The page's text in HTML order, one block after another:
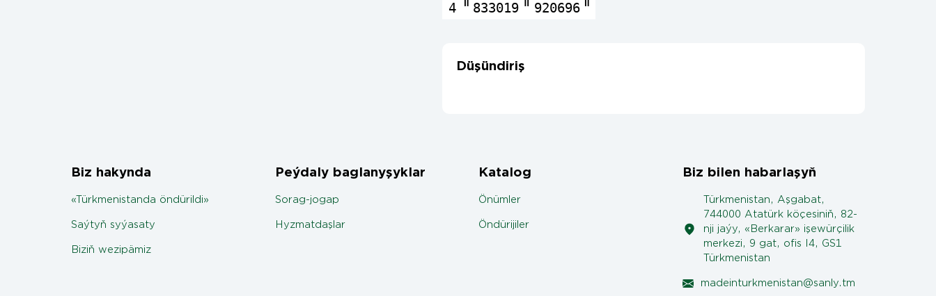
4 833019 920696
Düşündiriş
Biz hakynda
«Türkmenistanda öndürildi»
Saýtyň syýasaty
Biziň wezipämiz
Peýdaly baglanyşyklar
Sorag-jogap
Hyzmatdaşlar
Katalog
Önümler
Öndürijiler
Biz bilen habarlaşyň
Türkmenistan, Aşgabat,
744000 Atatürk köçesiniň, 82-
nji jaýy, «Berkarar» işewürçilik
merkezi, 9 gat, ofis I4, GS1
Türkmenistan
madeinturkmenistan@sanly.tm